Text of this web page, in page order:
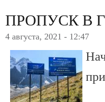
ПРОПУСК В
4 августа, 2021 - 12:47